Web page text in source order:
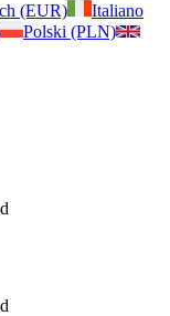
(EUR)
Italiano
Polski (PLN)